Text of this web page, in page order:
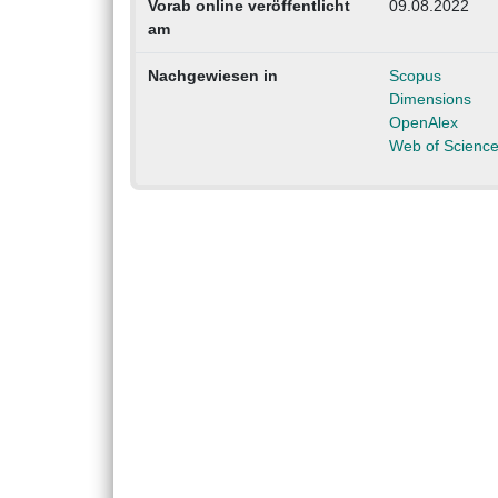
Vorab online veröffentlicht
am
09.08.2022
Nachgewiesen in
Scopus
Dimensions
OpenAlex
Web of Science